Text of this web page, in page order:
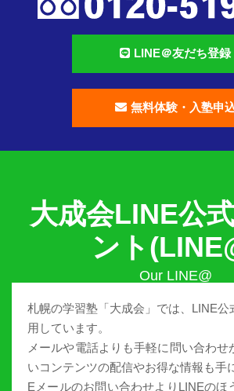
LINE＠友だち登録
無料体験・入塾申
大成会LINE公
ント
札幌の学習塾「大成会」では、LINE公
用しています。
メールや電話よりも手軽に問い合わせ
いコンテンツの配信やお得な情報も手
Eメールのお問い合わせよりLINEのほ